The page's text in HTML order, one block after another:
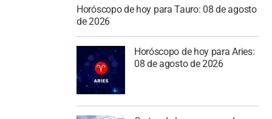
Horóscopo de hoy para Tauro: 08 de agosto
de 2026
Horóscopo de hoy para Aries:
08 de agosto de 2026